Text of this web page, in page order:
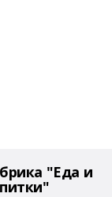
"Еда и